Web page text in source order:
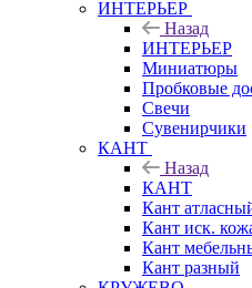
ИНТЕРЬЕР
Назад
ИНТЕРЬЕР
Миниатюры
Пробковые
Свечи
Сувенирчики
КАНТ
Назад
КАНТ
Кант
Кант иск.
Кант
Кант разный